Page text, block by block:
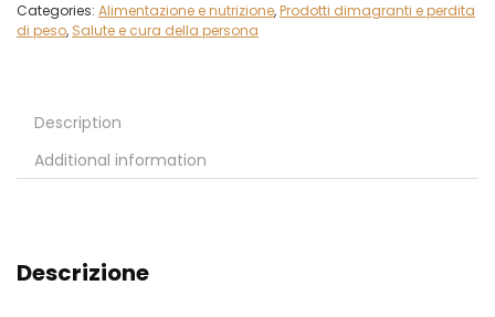
Categories: Alimentazione e nutrizione,Prodotti dimagranti e perdita
di peso, Salute e cura della persona
Description
Additional information
Descrizione